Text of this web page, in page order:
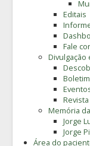
Editais
Fale
Divulgação
Memória
Jorge
Jorge
Área do